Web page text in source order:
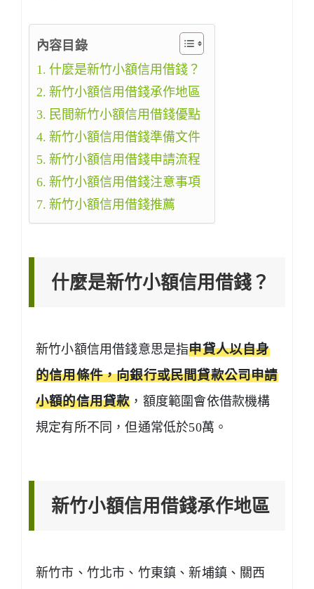
內容目錄
什麼是新竹小額信用借錢？
新竹小額信用借錢承作地區
民間新竹小額信用借錢優點
新竹小額信用借錢準備文件
新竹小額信用借錢申請流程
新竹小額信用借錢注意事項
新竹小額信用借錢推薦
什麼是新竹小額信用借錢？
新竹小額信用借錢意思是指申貸人以自身
的信用條件，向銀行或民間貸款公司申請
小額的信用貸款 ，額度範圍會依借款機構
規定有所不同，但通常低於50萬。
新竹小額信用借錢承作地區
新竹市、竹北市、竹東鎮、新埔鎮、關西